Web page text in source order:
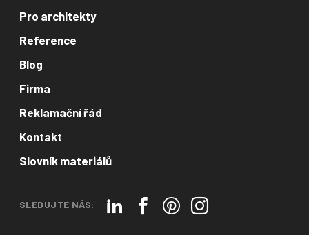
Pro architekty
Reference
Blog
Firma
Reklamační řád
Kontakt
Slovník materiálů
SLEDUJTE NÁS: